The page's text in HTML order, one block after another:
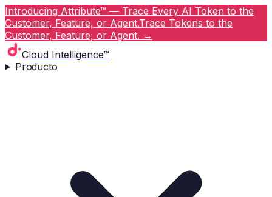
Introducing Attribute™ — Trace Every AI Token to the
Customer, Feature, or Agent.Trace Tokens to the
Customer, Feature, or Agent. →
Cloud Intelligence™
Producto